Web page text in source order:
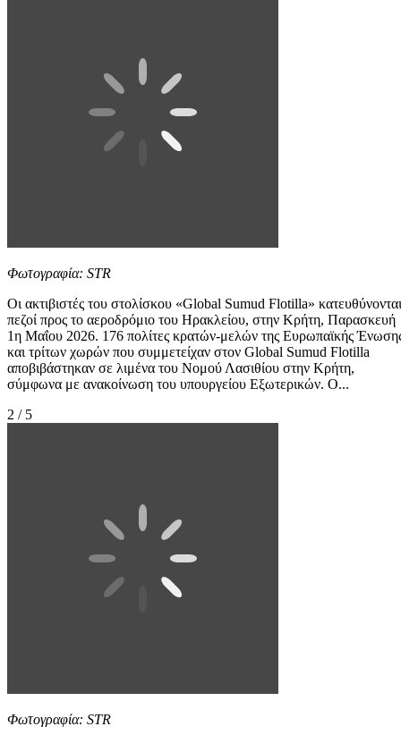
Φωτογραφία: STR
Οι ακτιβιστές του στολίσκου «Global Sumud Flotilla» κατευθύνονται
πεζοί προς το αεροδρόμιο του Ηρακλείου, στην Κρήτη, Παρασκευή
1η Μαΐου 2026. 176 πολίτες κρατών-μελών της Ευρωπαϊκής
και τρίτων χωρών που συμμετείχαν στον Global Sumud Flotilla
αποβιβάστηκαν σε λιμένα του Νομού Λασιθίου στην Κρήτη,
σύμφωνα με ανακοίνωση του υπουργείου Εξωτερικών. Ο...
2 / 5
Φωτογραφία: STR